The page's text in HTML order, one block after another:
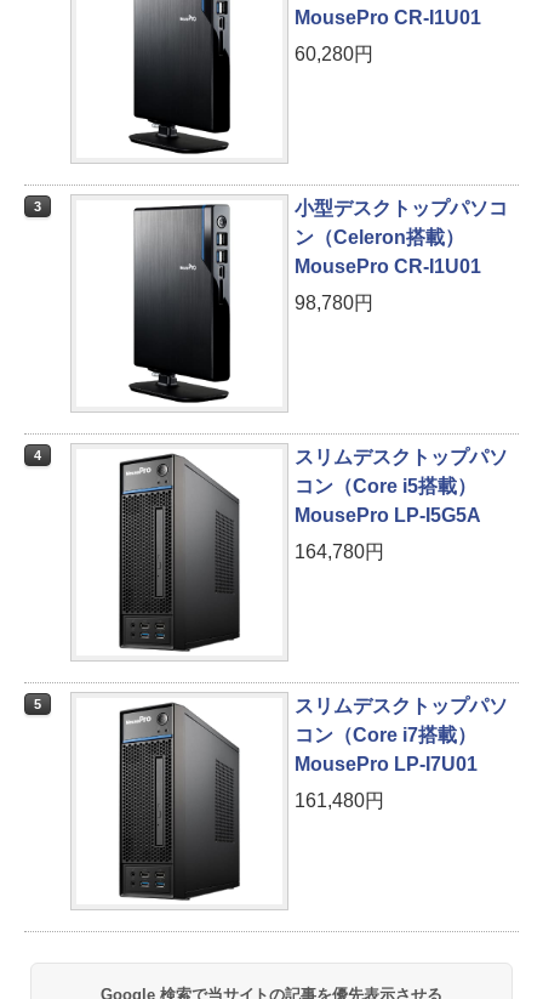
MousePro CR-I1U01
60,280円
3
小型デスクトップパソコ
ン（Celeron搭載）
MousePro CR-I1U01
98,780円
4
スリムデスクトップパソ
コン（Core i5搭載）
MousePro LP-I5G5A
164,780円
5
スリムデスクトップパソ
コン（Core i7搭載）
MousePro LP-I7U01
161,480円
Google 検索で当サイトの記事を優先表示させる